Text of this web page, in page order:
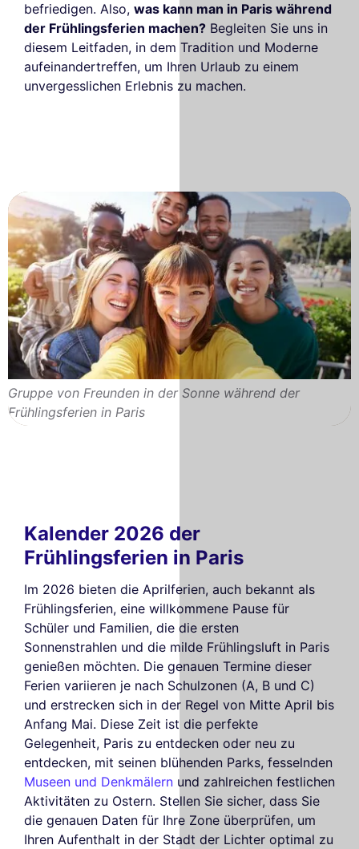
befriedigen. Also, was kann man in Paris während
der Frühlingsferien machen? Begleiten Sie uns in
diesem Leitfaden, in dem Tradition und Moderne
aufeinandertreffen, um Ihren Urlaub zu einem
unvergesslichen Erlebnis zu machen.
Gruppe von Freunden in der Sonne während der
Frühlingsferien in Paris
Kalender 2026 der
Frühlingsferien in Paris
Im 2026 bieten die Aprilferien, auch bekannt als
Frühlingsferien, eine willkommene Pause für
Schüler und Familien, die die ersten
Sonnenstrahlen und die milde Frühlingsluft in Paris
genießen möchten. Die genauen Termine dieser
Ferien variieren je nach Schulzonen (A, B und C)
und erstrecken sich in der Regel von Mitte April bis
Anfang Mai. Diese Zeit ist die perfekte
Gelegenheit, Paris zu entdecken oder neu zu
entdecken, mit seinen blühenden Parks, fesselnden
Museen und Denkmälern und zahlreichen festlichen
Aktivitäten zu Ostern. Stellen Sie sicher, dass Sie
die genauen Daten für Ihre Zone überprüfen, um
Ihren Aufenthalt in der Stadt der Lichter optimal zu